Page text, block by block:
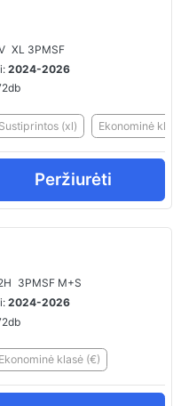
XL 3PMSF
2024-2026
Sustiprintos (xl) Ekonominė
Peržiurėti
3PMSF M+S
2024-2026
Ekonominė klasė (€)